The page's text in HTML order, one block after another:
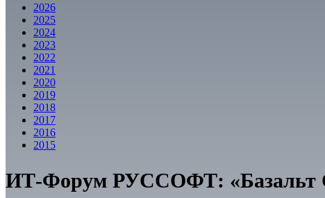
2026
2025
2024
2023
2022
2021
2020
2019
2018
2017
2016
2015
ИТ-Форум РУССОФТ: «Базальт